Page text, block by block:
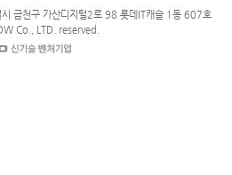
금천구 가산디지털2로 98 롯데IT캐슬 1동 607호
Co., LTD. reserved.